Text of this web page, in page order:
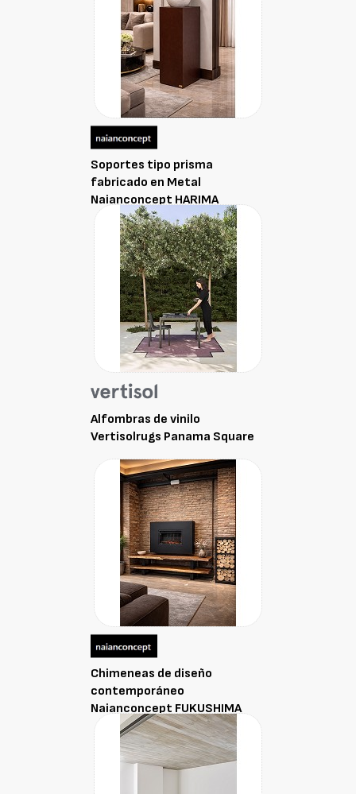
Soportes tipo prisma
fabricado en Metal
Naianconcept HARIMA
Alfombras de vinilo
Vertisolrugs Panama Square
Chimeneas de diseño
contemporáneo
Naianconcept FUKUSHIMA